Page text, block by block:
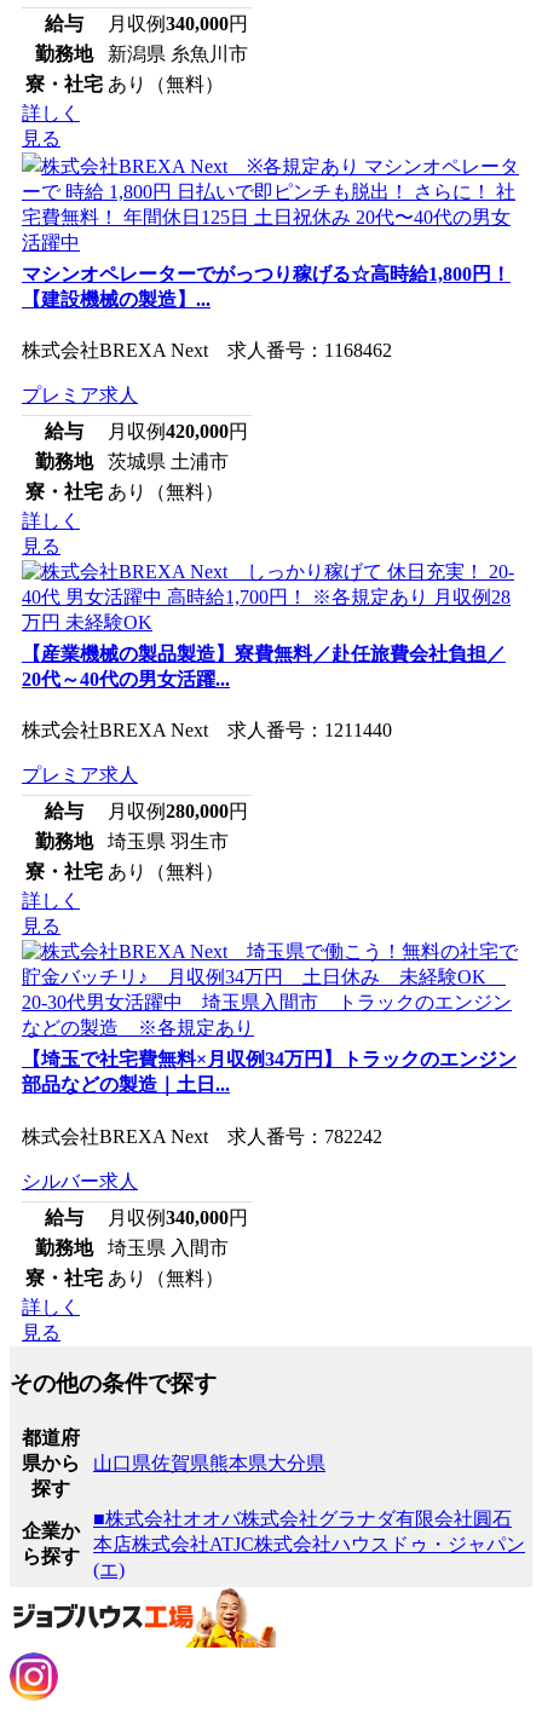
給与
月収例340,000円
勤務地
新潟県 糸魚川市
寮・社宅 あり（無料）
詳しく
見る
マシンオペレーターでがっつり稼げる☆高時給1,800円！
【建設機械の製造】...
株式会社BREXA Next 求人番号：1168462
プレミア求人
給与
月収例420,000円
勤務地
茨城県 土浦市
寮・社宅 あり（無料）
詳しく
見る
【産業機械の製品製造】寮費無料／赴任旅費会社負担／
20代～40代の男女活躍...
株式会社BREXA Next 求人番号：1211440
プレミア求人
給与
月収例280,000円
勤務地
埼玉県 羽生市
寮・社宅 あり（無料）
詳しく
見る
【埼玉で社宅費無料×月収例34万円】トラックのエンジン
部品などの製造｜土日...
株式会社BREXA Next 求人番号：782242
シルバー求人
給与
月収例340,000円
勤務地
埼玉県 入間市
寮・社宅 あり（無料）
詳しく
見る
その他の条件で探す
都道府
県から
探す
山口県佐賀県熊本県大分県
企業か
ら探す
■株式会社オオバ株式会社グラナダ有限会社圓石
本店株式会社ATJC株式会社ハウスドゥ・ジャパン
(エ)